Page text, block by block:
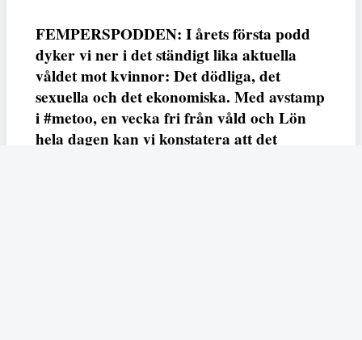
FEMPERSPODDEN: I årets första podd
dyker vi ner i det ständigt lika aktuella
våldet mot kvinnor: Det dödliga, det
sexuella och det ekonomiska. Med avstamp
i #metoo, en vecka fri från våld och Lön
hela dagen kan vi konstatera att det